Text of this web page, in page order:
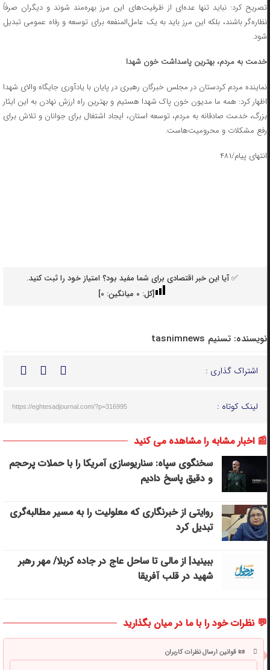
تصریح کرد: نباید تنها عده‌ای از ظرفیت‌های این مرز بهره‌مند شوند و دیگران صرفاً
نظاره‌گر باشند، بلکه این مرز باید به یک عامل‌المنفعه برای توسعه و رفاه عمومی تبدیل
شود.
خدمت به مردم، بهترین پاسداشت خون شهدا
نماینده مردم کردستان در مجلس خبرگان رهبری در پایان با یادآوری جایگاه والای شهدا
اظهار کرد: همه ما مدیون خون پاک شهدا هستیم و بهترین راه ارزش نهادن به این ایثار
بزرگ، خدمت صادقانه به مردم، توسعه استان، ایجاد اشتغال برای جوانان و تلاش برای
رفع مشکلات و محرومیت‌هاست.
انتهای پیام/۴۸۱
✅ آیا این خبر اقتصادی برای شما مفید بود؟ امتیاز خود را ثبت کنید.
[کل: 0میانگین: 0
]
نویسنده: تسنیم tasnimnews
اشتراک گذاری :
لینک کوتاه : https://eghtesadjournal.com/?p=316995
📰 اخبار مشابه را مشاهده می کنید
سخنگوی سپاه: سناریوسازی آمریکا را با حملات پرحجم‌‌
و دقیق‌ پاسخ دادیم
روایتی از خبرنگاری که معلولیت را به مسیر مطالبه‌گری
تبدیل کرد
ببینید| از مالی تا ساحل عاج در جاده کربلا/ مهر رهبر
شهید در قلب آفریقا
💬 نظرات خود را با ما در میان بگذارید
📜 قوانین ارسال نظرات کاربران